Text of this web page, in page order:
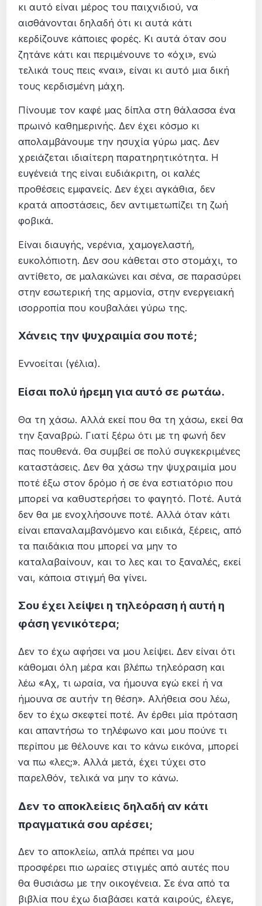
κι αυτό είναι μέρος του παιχνιδιού, να
αισθάνονται δηλαδή ότι κι αυτά κάτι
κερδίζουνε κάποιες φορές. Κι αυτά όταν σου
ζητάνε κάτι και περιμένουνε το «όχι», ενώ
τελικά τους πεις «ναι», είναι κι αυτό μια δική
τους κερδισμένη μάχη.
Πίνουμε τον καφέ μας δίπλα στη θάλασσα ένα
πρωινό καθημερινής. Δεν έχει κόσμο κι
απολαμβάνουμε την ησυχία γύρω μας. Δεν
χρειάζεται ιδιαίτερη παρατηρητικότητα. Η
ευγένειά της είναι ευδιάκριτη, οι καλές
προθέσεις εμφανείς. Δεν έχει αγκάθια, δεν
κρατά αποστάσεις, δεν αντιμετωπίζει τη ζωή
φοβικά.
Είναι διαυγής, νερένια, χαμογελαστή,
ευκολόπιοτη. Δεν σου κάθεται στο στομάχι, το
αντίθετο, σε μαλακώνει και σένα, σε παρασύρει
στην εσωτερική της αρμονία, στην ενεργειακή
ισορροπία που κουβαλάει γύρω της.
Χάνεις την ψυχραιμία σου ποτέ;
Εννοείται (γέλια).
Είσαι πολύ ήρεμη για αυτό σε ρωτάω.
Θα τη χάσω. Αλλά εκεί που θα τη χάσω, εκεί θα
την ξαναβρώ. Γιατί ξέρω ότι με τη φωνή δεν
πας πουθενά. Θα συμβεί σε πολύ συγκεκριμένες
καταστάσεις. Δεν θα χάσω την ψυχραιμία μου
ποτέ έξω στον δρόμο ή σε ένα εστιατόριο που
μπορεί να καθυστερήσει το φαγητό. Ποτέ. Αυτά
δεν θα με ενοχλήσουνε ποτέ. Αλλά όταν κάτι
είναι επαναλαμβανόμενο και ειδικά, ξέρεις, από
τα παιδάκια που μπορεί να μην το
καταλαβαίνουν, και το λες και το ξαναλές, εκεί
ναι, κάποια στιγμή θα γίνει.
Σου έχει λείψει η τηλεόραση ή αυτή η
φάση γενικότερα;
Δεν το έχω αφήσει να μου λείψει. Δεν είναι ότι
κάθομαι όλη μέρα και βλέπω τηλεόραση και
λέω «Αχ, τι ωραία, να ήμουνα εγώ εκεί ή να
ήμουνα σε αυτήν τη θέση». Αλήθεια σου λέω,
δεν το έχω σκεφτεί ποτέ. Αν έρθει μία πρόταση
και απαντήσω το τηλέφωνο και μου πούνε τι
περίπου με θέλουνε και το κάνω εικόνα, μπορεί
να πω «λες;». Αλλά μετά, έχει τύχει στο
παρελθόν, τελικά να μην το κάνω.
Δεν το αποκλείεις δηλαδή αν κάτι
πραγματικά σου αρέσει;
Δεν το αποκλείω, απλά πρέπει να μου
προσφέρει πιο ωραίες στιγμές από αυτές που
θα θυσιάσω με την οικογένεια. Σε ένα από τα
βιβλία που έχω διαβάσει κατά καιρούς, έλεγε,